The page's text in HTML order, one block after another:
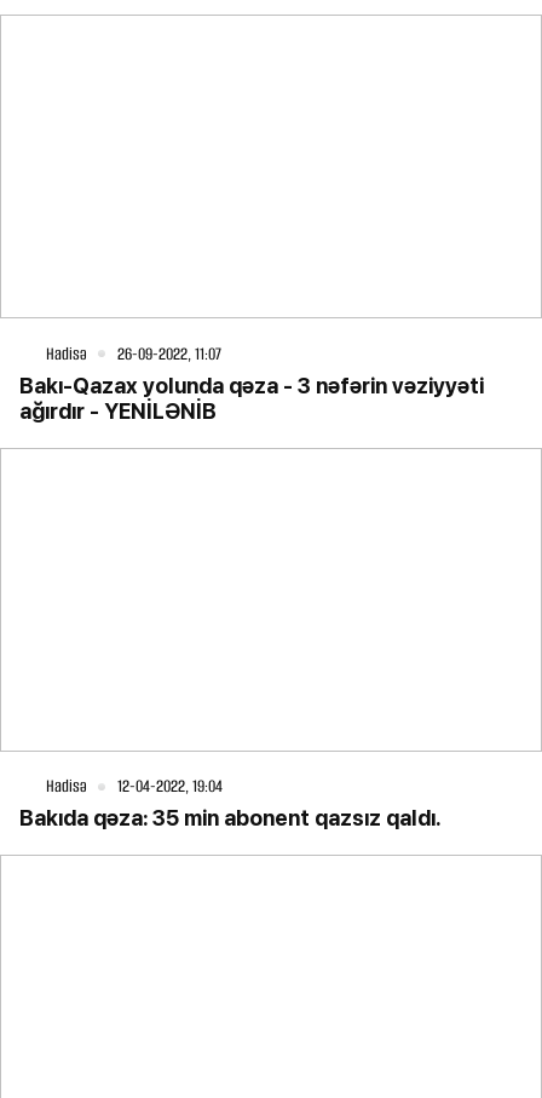
Hadisə 26-09-2022, 11:07
Bakı-Qazax yolunda qəza - 3 nəfərin vəziyyəti
ağırdır - YENİLƏNİB
Hadisə 12-04-2022, 19:04
Bakıda qəza: 35 min abonent qazsız qaldı.